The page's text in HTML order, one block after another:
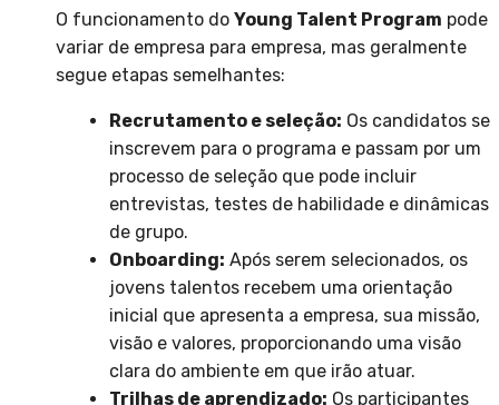
O funcionamento do Young Talent Program pode
variar de empresa para empresa, mas geralmente
segue etapas semelhantes:
Recrutamento e seleção: Os candidatos se
inscrevem para o programa e passam por um
processo de seleção que pode incluir
entrevistas, testes de habilidade e dinâmicas
de grupo.
Onboarding: Após serem selecionados, os
jovens talentos recebem uma orientação
inicial que apresenta a empresa, sua missão,
visão e valores, proporcionando uma visão
clara do ambiente em que irão atuar.
Trilhas de aprendizado: Os participantes